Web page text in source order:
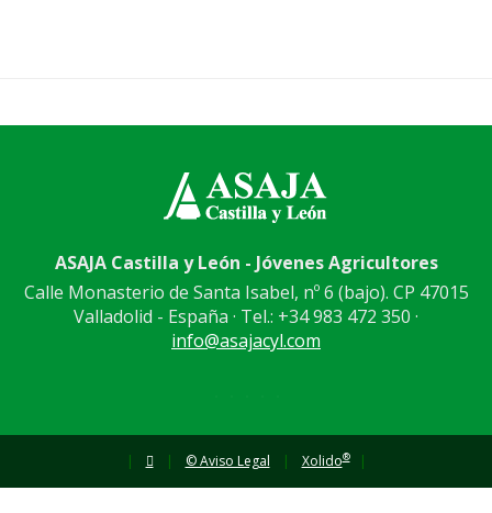
ASAJA Castilla y León - Jóvenes Agricultores
Calle Monasterio de Santa Isabel, nº 6 (bajo). CP 47015
Valladolid - España · Tel.: +34 983 472 350 ·
info@asajacyl.com
| | © Aviso Legal | Xolido® |